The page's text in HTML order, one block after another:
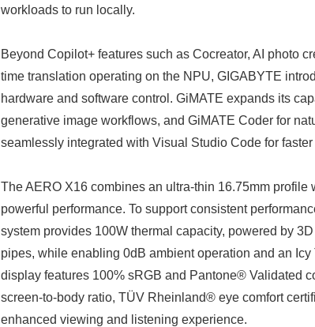
workloads to run locally.
Beyond Copilot+ features such as Cocreator, AI photo
time translation operating on the NPU, GIGABYTE
hardware and software control. GiMATE expands its
generative image workflows, and GiMATE Coder for
seamlessly integrated with Visual Studio Code for
The AERO X16 combines an ultra-thin 16.75mm
powerful performance. To support consistent
system provides 100W thermal capacity, powered by
pipes, while enabling 0dB ambient operation and an
display features 100% sRGB and Pantone® Validated
screen-to-body ratio, TÜV Rheinland® eye comfort
enhanced viewing and listening experience.